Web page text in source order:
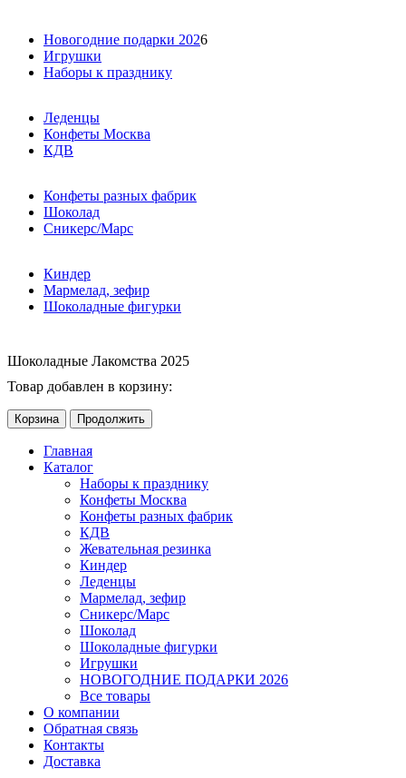
Новогодние подарки 2026
Игрушки
Наборы к празднику
Леденцы
Конфеты Москва
КДВ
Конфеты разных фабрик
Шоколад
Сникерс/Марс
Киндер
Мармелад, зефир
Шоколадные фигурки
Шоколадные Лакомства 2025
Товар добавлен в корзину:
Корзина Продолжить
Главная
Каталог
Наборы к празднику
Конфеты Москва
Конфеты разных фабрик
КДВ
Жевательная резинка
Киндер
Леденцы
Мармелад, зефир
Сникерс/Марс
Шоколад
Шоколадные фигурки
Игрушки
НОВОГОДНИЕ ПОДАРКИ 2026
Все товары
О компании
Обратная связь
Контакты
Доставка